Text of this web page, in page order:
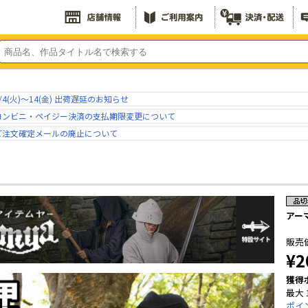
火)～14(金) 出荷遅延のお知らせ
ンビニ・ペイジー決済の支払期限変更について
注文確定メールの廃止について
アー
販売
獲得
最大